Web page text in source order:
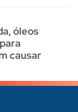
óleos
causar